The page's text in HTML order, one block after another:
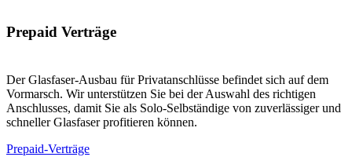
Prepaid Verträge
Der Glasfaser-Ausbau für Privatanschlüsse befindet sich auf dem
Vormarsch. Wir unterstützen Sie bei der Auswahl des richtigen
Anschlusses, damit Sie als Solo-Selbständige von zuverlässiger und
schneller Glasfaser profitieren können.
Prepaid-Verträge